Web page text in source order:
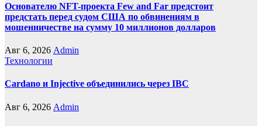
Основателю NFT-проекта Few and Far предстоит
предстать перед судом США по обвинениям в
мошенничестве на сумму 10 миллионов долларов
Авг 6, 2026 Admin
Технологии
Cardano и Injective объединились через IBC
Авг 6, 2026 Admin